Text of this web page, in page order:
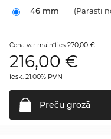
46 mm (Parasti
Cena var mainīties 270,00 €
216,00 €
iesk. 21.00% PVN
Preču grozā